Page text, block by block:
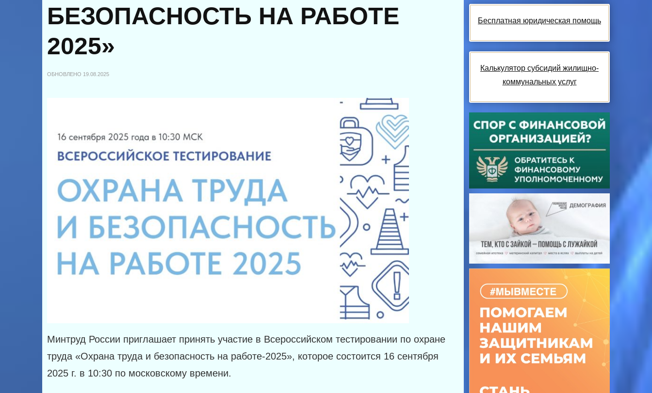
БЕЗОПАСНОСТЬ НА РАБОТЕ
2025»
ОБНОВЛЕНО 19.08.2025
Минтруд России приглашает принять участие в Всероссийском тестировании по охране
труда «Охрана труда и безопасность на работе-2025», которое состоится 16 сентября
2025 г. в 10:30 по московскому времени.
Бесплатная юридическая помощь
Калькулятор субсидий жилищно-
коммунальных услуг